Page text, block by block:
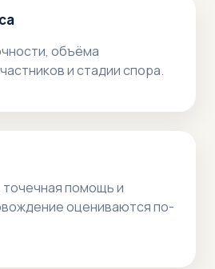
объёма
и стадии спора.
помощь и
оцениваются по-